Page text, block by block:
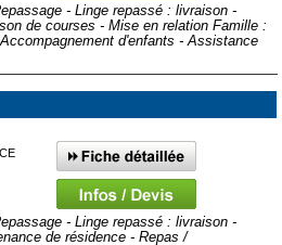
- Linge repassé : livraison -
de courses - Mise en relation Famille :
d'enfants - Assistance
- Linge repassé : livraison -
de résidence - Repas /